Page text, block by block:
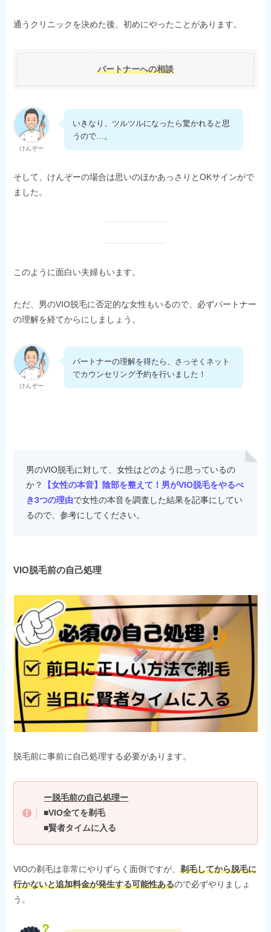
通うクリニックを決めた後、初めにやったことがあります。
パートナーへの相談
けんぞー
いきなり、ツルツルになったら驚かれると思
うので…。
そして、けんぞーの場合は思いのほかあっさりとOKサインがで
ました。
このように面白い夫婦もいます。
ただ、男のVIO脱毛に否定的な女性もいるので、必ずパートナー
の理解を経てからにしましょう。
けんぞー
パートナーの理解を得たら、さっそくネット
でカウンセリング予約を行いました！
男のVIO脱毛に対して、女性はどのように思っているの
か？
【女性の本音】陰部を整えて！男がVIO脱毛をやるべ
き3つの理由で女性の本音を調査した結果を記事にしてい
るので、参考にしてください。
VIO脱毛前の自己処理
脱毛前に事前に自己処理する必要があります。
ー脱毛前の自己処理ー
■VIO全てを剃毛
■賢者タイムに入る
VIOの剃毛は非常にやりずらく面倒ですが、剃毛してから脱毛に
行かないと追加料金が発生する可能性あるので必ずやりましょ
う。